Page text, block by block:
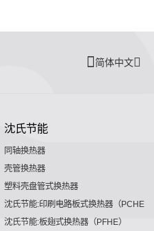
简体中文
沈氏节能
同轴换热器
壳管换热器
塑料壳盘管式换热器
沈氏节能:印刷电路板式换热器（PCHE）
沈氏节能:板翅式换热器（PFHE）